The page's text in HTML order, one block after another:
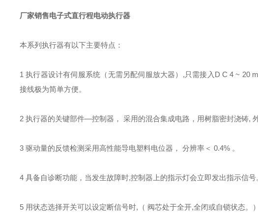
厂家销售电子式直行程电动执行器
本系列执行器有以下主要特点：
1 执行器设计有伺服系统（无需另配伺服放大器） ,只需接入D C 4 ~ 20
接线极为简单方便。
2 执行器的关键部件—控制器， 采用的混合集成电路，用树脂密封浇铸,
3 驱动量的反馈检测采用高性能导电塑料电位器， 分辨率＜ 0.4% 。
4 具备自诊断功能，当发生故障时,控制器上的指示灯会立即发出指示信号
5 用状态选择开关可以设定断信号时, （ 阀芯处于全开,全闭或自锁状态。）